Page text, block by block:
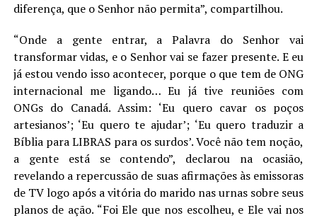
diferença, que o Senhor não permita”, compartilhou.
“Onde a gente entrar, a Palavra do Senhor vai
transformar vidas, e o Senhor vai se fazer presente. E eu
já estou vendo isso acontecer, porque o que tem de ONG
internacional me ligando… Eu já tive reuniões com
ONGs do Canadá. Assim: ‘Eu quero cavar os poços
artesianos’; ‘Eu quero te ajudar’; ‘Eu quero traduzir a
Bíblia para LIBRAS para os surdos’. Você não tem noção,
a gente está se contendo”, declarou na ocasião,
revelando a repercussão de suas afirmações às emissoras
de TV logo após a vitória do marido nas urnas sobre seus
planos de ação. “Foi Ele que nos escolheu, e Ele vai nos